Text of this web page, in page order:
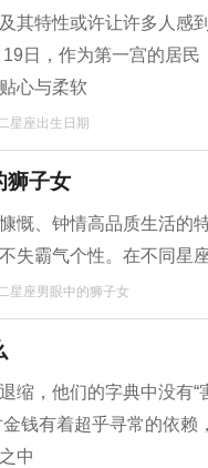
其特性或许让许多人感
日，作为第一宫的居
心与柔软
星座出生日期
狮子女
慨、钟情高品质生活的
失霸气个性。在不同星
星座男眼中的狮子女
缩，他们的字典中没有
钱有着超乎寻常的依
中